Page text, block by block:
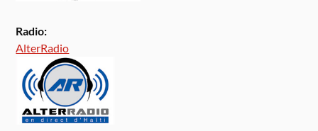
Radio:
AlterRadio